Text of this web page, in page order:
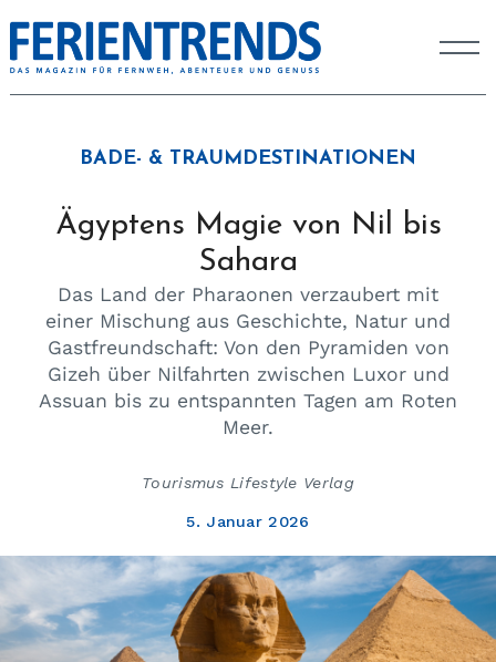
BADE- & TRAUMDESTINATIONEN
Ägyptens Magie von Nil bis
Sahara
Das Land der Pharaonen verzaubert mit
einer Mischung aus Geschichte, Natur und
Gastfreundschaft: Von den Pyramiden von
Gizeh über Nilfahrten zwischen Luxor und
Assuan bis zu entspannten Tagen am Roten
Meer.
Tourismus Lifestyle Verlag
5. Januar 2026